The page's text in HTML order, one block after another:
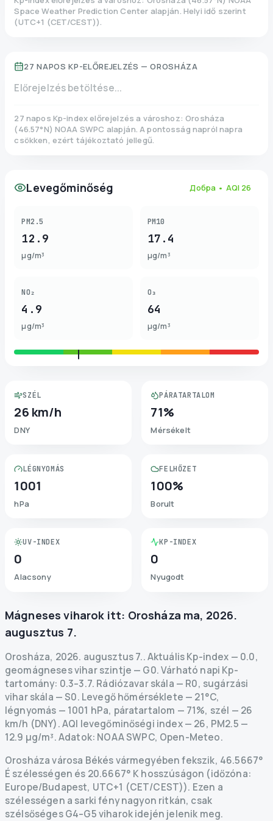
Space Weather Prediction Center alapján. Helyi idő szerint
(UTC+1 (CET/CEST)).
27 NAPOS KP-ELŐREJELZÉS — OROSHÁZA
Előrejelzés betöltése...
27 napos Kp-index előrejelzés a városhoz: Orosháza
(46.57°N)NOAA SWPC alapján. A pontosság napról napra
csökken, ezért tájékoztató jellegű.
Levegőminőség Добра • AQI 26
PM2.5
12.9
µg/m³
PM10
17.4
µg/m³
NO₂
4.9
µg/m³
O₃
64
µg/m³
SZÉL
26 km/h
DNY
PÁRATARTALOM
71%
Mérsékelt
LÉGNYOMÁS
1001
hPa
FELHŐZET
100%
Borult
UV-INDEX
0
Alacsony
KP-INDEX
0
Nyugodt
Mágneses viharok itt: Orosháza ma, 2026.
augusztus 7.
Orosháza, 2026. augusztus 7..Aktuális Kp-index — 0.0,
geomágneses vihar szintje — G0.Várható napi Kp-
tartomány: 0.3–3.7. Rádiózavar skála — R0, sugárzási
vihar skála — S0. Levegő hőmérséklete — 21°C,
légnyomás — 1001 hPa, páratartalom — 71%, szél — 26
km/h (DNY).AQI levegőminőségi index — 26, PM2.5 —
12.9 µg/m³.Adatok: NOAA SWPC, Open-Meteo.
Orosháza városa Békés vármegyében fekszik, 46.5667°
É szélességen és 20.6667° K hosszúságon (időzóna:
Europe/Budapest, UTC+1 (CET/CEST)). Ezen a
szélességen a sarki fény nagyon ritkán, csak
szélsőséges G4–G5 viharok idején jelenik meg.